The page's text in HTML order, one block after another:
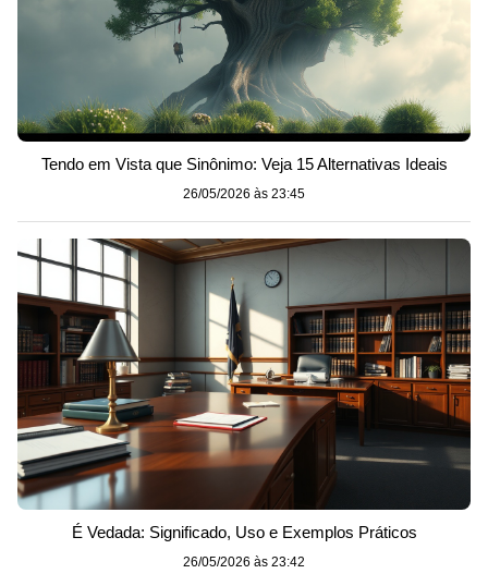
Tendo em Vista que Sinônimo: Veja 15 Alternativas Ideais
26/05/2026 às 23:45
É Vedada: Significado, Uso e Exemplos Práticos
26/05/2026 às 23:42